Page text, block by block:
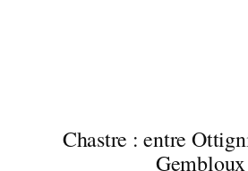
Chastre : entre
Gembloux